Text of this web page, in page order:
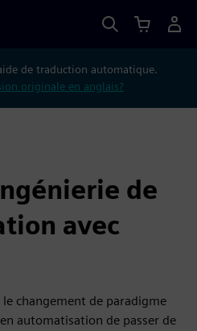
de traduction automatique.
originale en anglais?
de
avec
le changement de paradigme
automatisation de passer de